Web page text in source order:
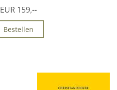
EUR 159,--
Bestellen